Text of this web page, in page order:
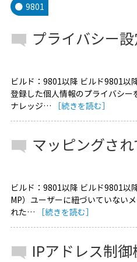
9801
プライバシー
ビルド：9801以降 ビルド9801
登録した個人情報のプライバシ
ナレッジ…
［続きを読む］
マッピングさ
ビルド：9801以降 ビルド9801
MP）ユーザーに紐づいていない
れた…
［続きを読む］
IPアドレス制御